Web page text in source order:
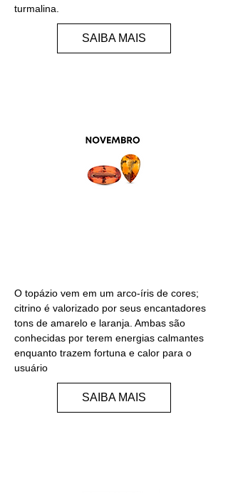
turmalina.
SAIBA MAIS
O topázio vem em um arco-íris de cores;
citrino é valorizado por seus encantadores
tons de amarelo e laranja. Ambas são
conhecidas por terem energias calmantes
enquanto trazem fortuna e calor para o
usuário
SAIBA MAIS